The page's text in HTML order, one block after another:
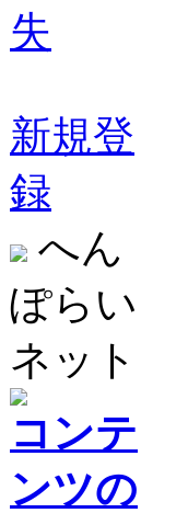
失
新規登
録
へん
ぽらい
ネット
コンテ
ンツの